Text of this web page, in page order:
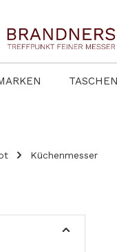
springen
Küchenmesser